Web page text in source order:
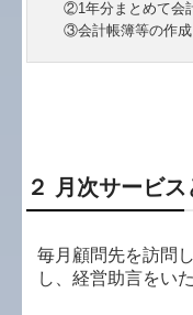
②1年分まとめて会
③会計帳簿等の作成
２ 月次サービ
毎月顧問先を訪問
し、経営助言をい